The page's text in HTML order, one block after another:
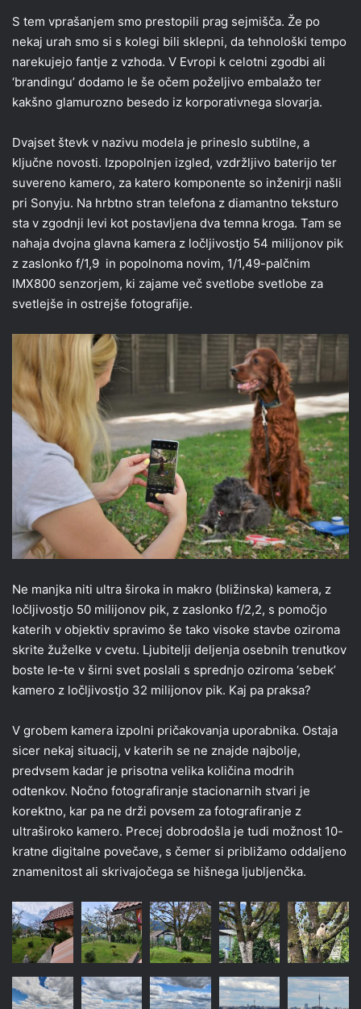
S tem vprašanjem smo prestopili prag sejmišča. Že po
nekaj urah smo si s kolegi bili sklepni, da tehnološki tempo
narekujejo fantje z vzhoda. V Evropi k celotni zgodbi ali
‘brandingu’ dodamo le še očem poželjivo embalažo ter
kakšno glamurozno besedo iz korporativnega slovarja.
Dvajset števk v nazivu modela je prineslo subtilne, a
ključne novosti. Izpopolnjen izgled, vzdržljivo baterijo ter
suvereno kamero, za katero komponente so inženirji našli
pri Sonyju. Na hrbtno stran telefona z diamantno teksturo
sta v zgodnji levi kot postavljena dva temna kroga. Tam se
nahaja dvojna glavna kamera z ločljivostjo 54 milijonov pik
z zaslonko f/1,9 in popolnoma novim, 1/1,49-palčnim
IMX800 senzorjem, ki zajame več svetlobe svetlobe za
svetlejše in ostrejše fotografije.
Ne manjka niti ultra široka in makro (bližinska) kamera, z
ločljivostjo 50 milijonov pik, z zaslonko f/2,2, s pomočjo
katerih v objektiv spravimo še tako visoke stavbe oziroma
skrite žuželke v cvetu. Ljubitelji deljenja osebnih trenutkov
boste le-te v širni svet poslali s sprednjo oziroma ‘sebek’
kamero z ločljivostjo 32 milijonov pik. Kaj pa praksa?
V grobem kamera izpolni pričakovanja uporabnika. Ostaja
sicer nekaj situacij, v katerih se ne znajde najbolje,
predvsem kadar je prisotna velika količina modrih
odtenkov. Nočno fotografiranje stacionarnih stvari je
korektno, kar pa ne drži povsem za fotografiranje z
ultraširoko kamero. Precej dobrodošla je tudi možnost 10-
kratne digitalne povečave, s čemer si približamo oddaljeno
znamenitost ali skrivajočega se hišnega ljubljenčka.